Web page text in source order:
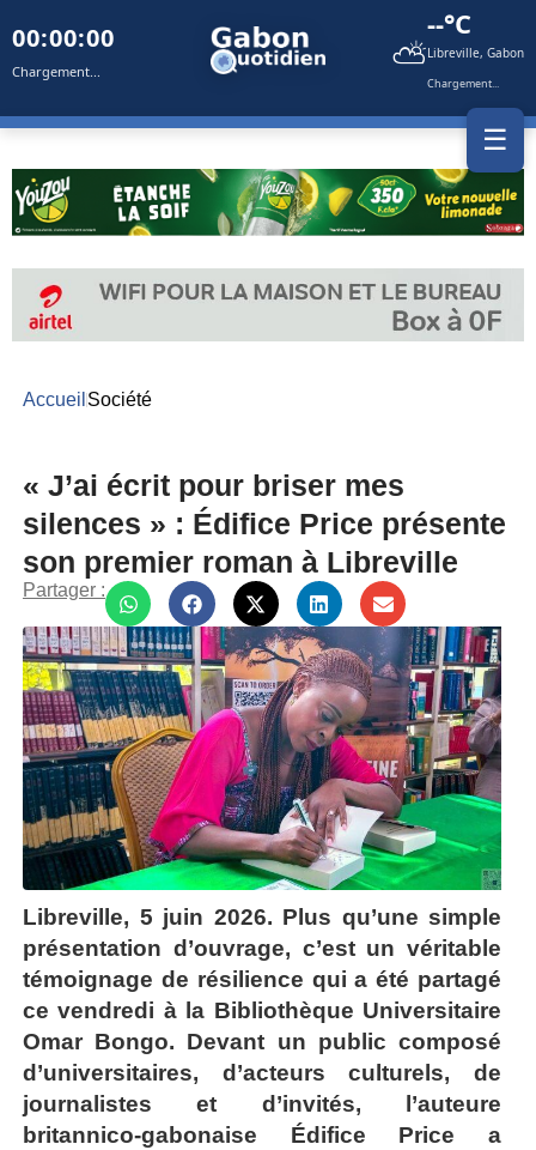
00:00:00
Chargement... ⛅
--°C
Libreville, Gabon
Chargement...
☰
Accueil Société
« J’ai écrit pour briser mes
silences » : Édifice Price présente
son premier roman à Libreville
Partager :
Libreville, 5 juin 2026. Plus qu’une simple
présentation d’ouvrage, c’est un véritable
témoignage de résilience qui a été partagé
ce vendredi à la Bibliothèque Universitaire
Omar Bongo. Devant un public composé
d’universitaires, d’acteurs culturels, de
journalistes et d’invités, l’auteure
britannico-gabonaise Édifice Price a